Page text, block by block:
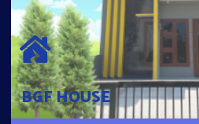
BGF HOUSE
BGF HOUSE
Hunian Mewah Pusat Kota dengan
Parkir Mobil dengan 3 Kamar Tidur dan